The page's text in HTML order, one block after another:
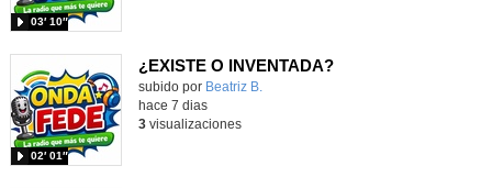
03′ 10″
¿EXISTE O INVENTADA?
Contenido educativo.
subido por Beatriz B.
02′ 01″
hace 7 dias
3visualizaciones